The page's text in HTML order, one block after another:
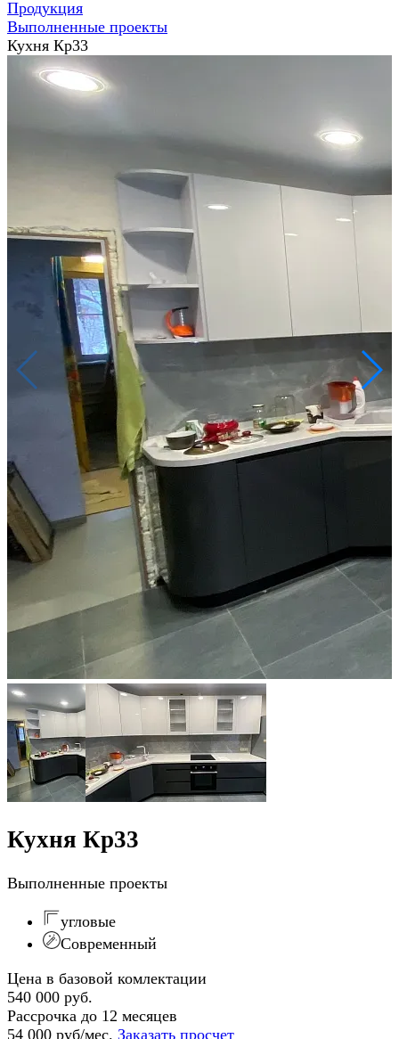
Продукция
Выполненные проекты
Кухня Кр33
Кухня Кр33
Выполненные проекты
угловые
Современный
Цена в базовой комлектации
540 000 руб.
Рассрочка до 12 месяцев
54 000 руб/мес. Заказать просчет